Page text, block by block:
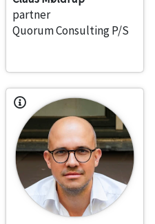
partner
Quorum Consulting P/S